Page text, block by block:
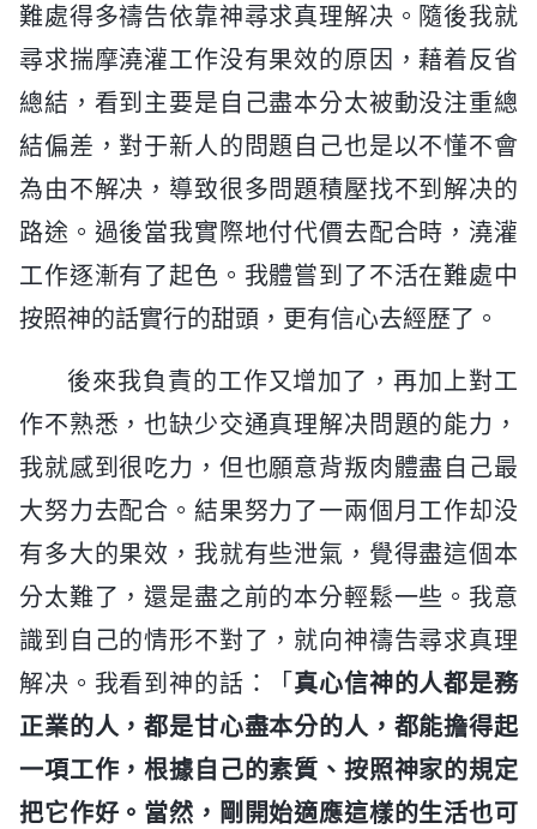
難處得多禱告依靠神尋求真理解决。隨後我就
尋求揣摩澆灌工作没有果效的原因，藉着反省
總結，看到主要是自己盡本分太被動没注重總
結偏差，對于新人的問題自己也是以不懂不會
為由不解决，導致很多問題積壓找不到解决的
路途。過後當我實際地付代價去配合時，澆灌
工作逐漸有了起色。我體嘗到了不活在難處中
按照神的話實行的甜頭，更有信心去經歷了。
後來我負責的工作又增加了，再加上對工
作不熟悉，也缺少交通真理解决問題的能力，
我就感到很吃力，但也願意背叛肉體盡自己最
大努力去配合。結果努力了一兩個月工作却没
有多大的果效，我就有些泄氣，覺得盡這個本
分太難了，還是盡之前的本分輕鬆一些。我意
識到自己的情形不對了，就向神禱告尋求真理
解决。我看到神的話：「 真心信神的人都是務
正業的人，都是甘心盡本分的人，都能擔得起
一項工作，根據自己的素質、按照神家的規定
把它作好。當然，剛開始適應這樣的生活也可